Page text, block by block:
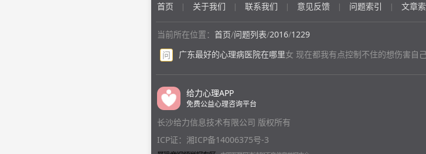
首页 | 关于我们 | 联系我们 | 意见反馈 | 问题索引 | 文章
当前所在位置： 首页/问题列表/2016/1229
问
广东最好的心理病医院在哪里女 现在都我有点控制不住的想伤害自
给力心理APP
免费公益心理咨询平台
长沙给力信息技术有限公司 版权所有
ICP证：湘ICP备14006375号-3